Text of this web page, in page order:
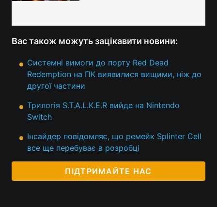
Вас також можуть зацікавити новини:
Системні вимоги до порту Red Dead
Redemption на ПК виявилися вищими, ніж до
другої частини
Трилогія S.T.A.L.K.E.R вийде на Nintendo
Switch
Інсайдер повідомляє, що ремейк Splinter Cell
все ще перебуває в розробці
ПІДТРИМАЙТЕ НАС